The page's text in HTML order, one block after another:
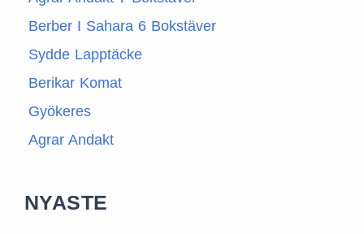
Berber I Sahara 6 Bokstäver
Sydde Lapptäcke
Berikar Komat
Gyökeres
Agrar Andakt
NYASTE